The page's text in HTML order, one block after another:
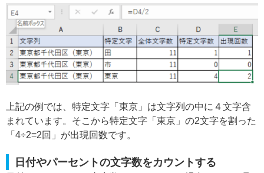
上記の例では、特定文字「東京」は文字列の中に４文字含
まれています。そこから特定文字「東京」の2文字を割った
「4÷2=2回」が出現回数です。
日付やパーセントの文字数をカウントする